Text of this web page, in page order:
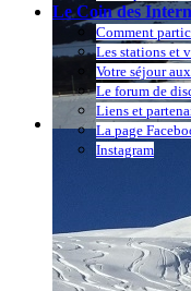
Le Coin des
Comment
Les stations et
Votre séjour
Le forum de
Liens et
La page
Instagram